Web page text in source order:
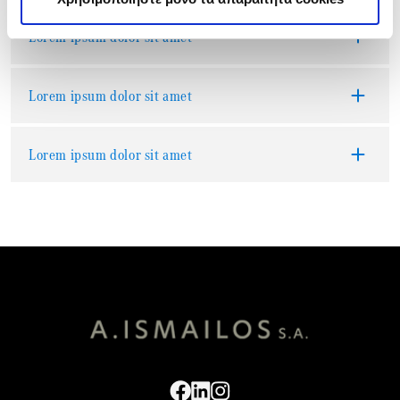
Lorem ipsum dolor sit amet
Lorem ipsum dolor sit amet
Lorem ipsum dolor sit amet